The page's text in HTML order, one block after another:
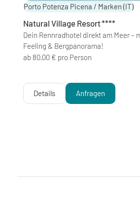
Porto Potenza Picena / Marken (IT)
Natural Village Resort****
Dein Rennradhotel direkt am Meer –
Feeling & Bergpanorama!
ab 80,00 € pro Person
Details Anfragen